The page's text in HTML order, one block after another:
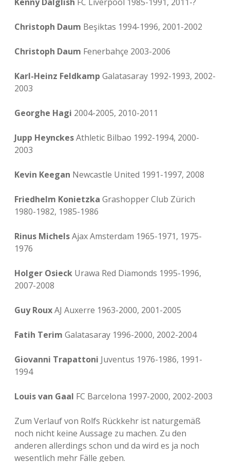
Christoph Daum Beşiktas 1994-1996, 2001-2002
Christoph Daum Fenerbahçe 2003-2006
Karl-Heinz Feldkamp Galatasaray 1992-1993, 2002-
2003
Georghe Hagi 2004-2005, 2010-2011
Jupp HeynckesAthletic Bilbao 1992-1994, 2000-
2003
Kevin Keegan Newcastle United 1991-1997, 2008
Friedhelm Konietzka Grashopper Club Zürich
1980-1982, 1985-1986
Rinus MichelsAjax Amsterdam 1965-1971, 1975-
1976
Holger Osieck Urawa Red Diamonds 1995-1996,
2007-2008
Guy RouxAJ Auxerre 1963-2000, 2001-2005
Fatih Terim Galatasaray 1996-2000, 2002-2004
Giovanni Trapattoni Juventus 1976-1986, 1991-
1994
Louis van Gaal FC Barcelona 1997-2000, 2002-2003
Zum Verlauf von Rolfs Rückkehr ist naturgemäß
noch nicht keine Aussage zu machen. Zu den
anderen allerdings schon und da wird es ja noch
wesentlich mehr Fälle geben.